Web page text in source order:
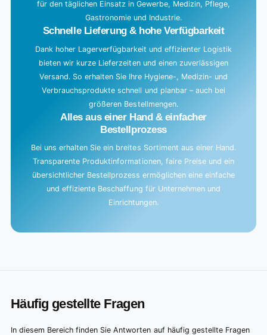
für den täglichen Einsatz in Gewerbe, Medizin, Pflege,
Gastronomie und Industrie.
Schnelle Lieferung & hohe Verfügbarkeit
Dank hoher Lagerverfügbarkeit und effizienter Logistik
bieten wir kurze Lieferzeiten und einen zuverlässigen
Versand. So erhalten Sie Ihre Hygiene-, Medizin- und
Verbrauchsprodukte schnell und planbar – auch bei
größeren Bestellmengen.
Alles aus einer Hand & einfacher
Bestellprozess
Bei uns erhalten Sie ein breites Sortiment aus einer Hand.
Transparente Produktinformationen, faire Preise und ein
übersichtlicher Bestellprozess ermöglichen eine einfache
und effiziente Beschaffung für Unternehmen und
Einrichtungen.
Häufig gestellte Fragen
In diesem Bereich finden Sie Antworten auf häufig gestellte Fragen